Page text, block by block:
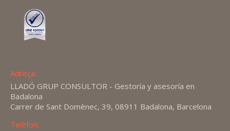
Adreça:
LLADÓ GRUP CONSULTOR - Gestoría y asesoría en
Badalona
Carrer de Sant Domènec, 39, 08911 Badalona, Barcelona
Telèfon: